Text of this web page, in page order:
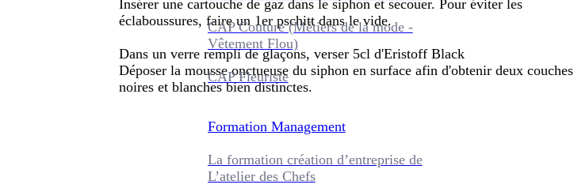
CAP Couture (Métiers de la mode -
Vêtement Flou)
CAP Fleuriste
Formation Management
La formation création d’entreprise de
L’atelier des Chefs
Insérer une cartouche de gaz dans le siphon et secouer. Pour éviter les
éclaboussures, faire un 1er pschitt dans le vide.
Dans un verre rempli de glaçons, verser 5cl d'Eristoff Black
Déposer la mousse onctueuse du siphon en surface afin d'obtenir deux couches
noires et blanches bien distinctes.